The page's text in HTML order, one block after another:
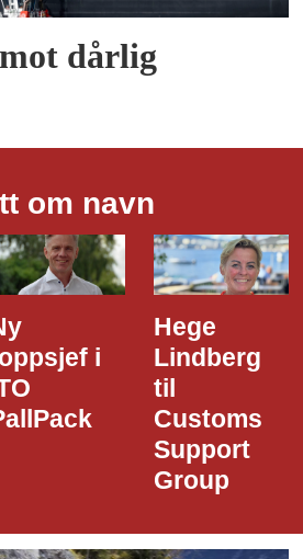
dårlig
om navn
i
Hege
Lindberg
til
Customs
Support
Group